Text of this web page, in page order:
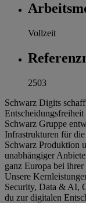
Vollzeit
2503
Schwarz Digits
Schwarz Gruppe
Infrastrukturen für
Schwarz Produktion
unabhängiger
ganz Europa bei
Unsere
Security, Data & AI,
du zur digitalen